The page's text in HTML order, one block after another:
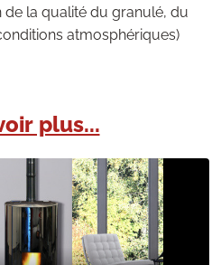
la qualité du granulé, du
atmosphériques)
plus...